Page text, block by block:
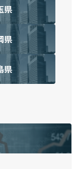
県
県
県